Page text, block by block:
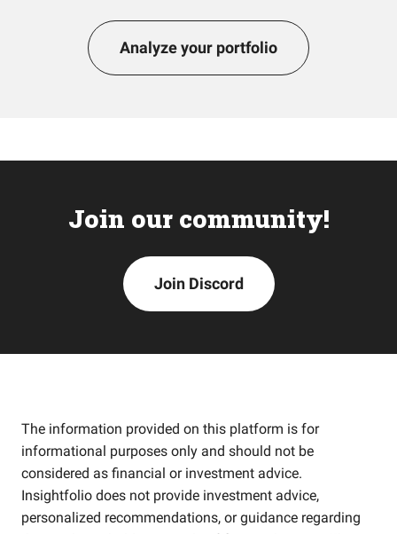
Analyze your portfolio
Join our community!
Join Discord
The information provided on this platform is for
informational purposes only and should not be
considered as financial or investment advice.
Insightfolio does not provide investment advice,
personalized recommendations, or guidance regarding